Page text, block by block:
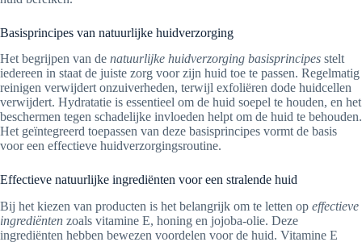
Basisprincipes van natuurlijke huidverzorging
Het begrijpen van de natuurlijke huidverzorging basisprincipes stelt
iedereen in staat de juiste zorg voor zijn huid toe te passen. Regelmatig
reinigen verwijdert onzuiverheden, terwijl exfoliëren dode huidcellen
verwijdert. Hydratatie is essentieel om de huid soepel te houden, en het
beschermen tegen schadelijke invloeden helpt om de huid te behouden.
Het geïntegreerd toepassen van deze basisprincipes vormt de basis
voor een effectieve huidverzorgingsroutine.
Effectieve natuurlijke ingrediënten voor een stralende huid
Bij het kiezen van producten is het belangrijk om te letten op effectieve
ingrediënten zoals vitamine E, honing en jojoba-olie. Deze
ingrediënten hebben bewezen voordelen voor de huid. Vitamine E